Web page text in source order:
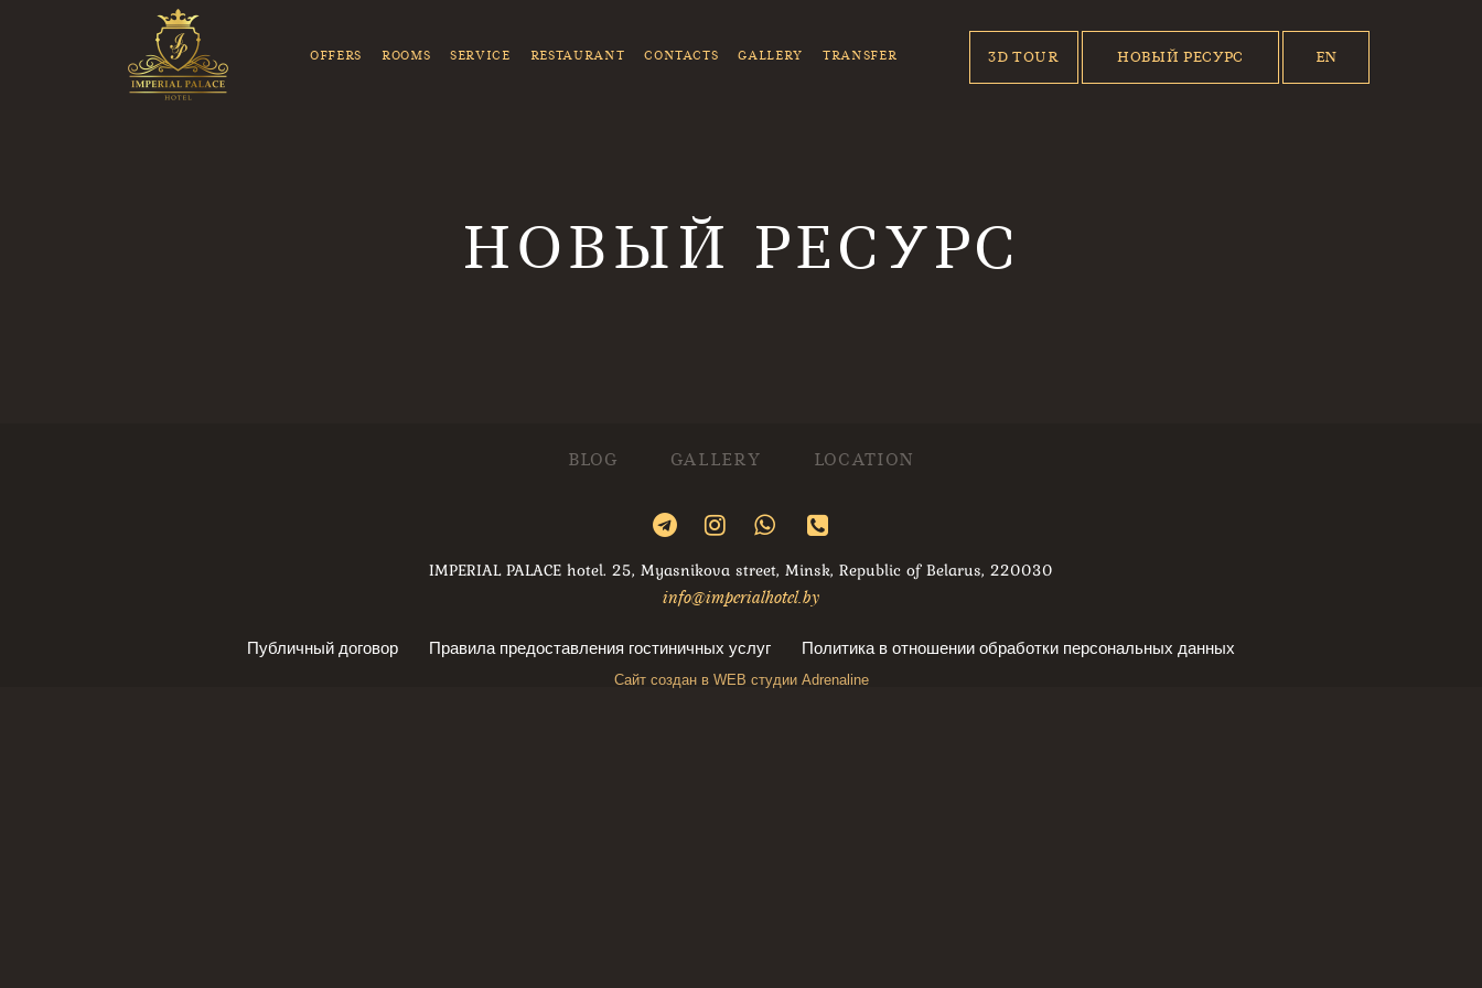
OFFERS ROOMS SERVICE RESTAURANT CONTACTS GALLERY TRANSFER 3D TOUR НОВЫЙ РЕСУРС EN
НОВЫЙ РЕСУРС
BLOG GALLERY LOCATION
IMPERIAL PALACE hotel. 25, Myasnikova street, Minsk, Republic of Belarus, 220030
info@imperialhotel.by
Публичный договор Правила предоставления гостиничных услуг Политика в отношении обработки персональных данных
Сайт создан в WEB студии Adrenaline